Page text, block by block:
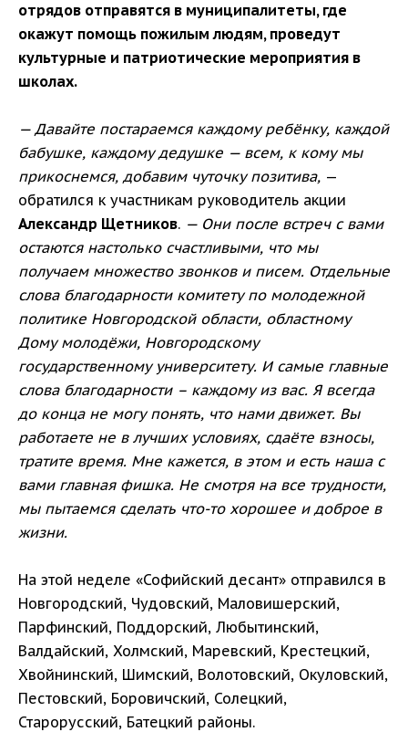
отрядов отправятся в муниципалитеты, где
окажут помощь пожилым людям, проведут
культурные и патриотические мероприятия в
школах.
— Давайте постараемся каждому ребёнку, каждой
бабушке, каждому дедушке — всем, к кому мы
прикоснемся, добавим чуточку позитива, —
обратился к участникам руководитель акции
Александр Щетников. — Они после встреч с вами
остаются настолько счастливыми, что мы
получаем множество звонков и писем. Отдельные
слова благодарности комитету по молодежной
политике Новгородской области, областному
Дому молодёжи, Новгородскому
государственному университету. И самые главные
слова благодарности – каждому из вас. Я всегда
до конца не могу понять, что нами движет. Вы
работаете не в лучших условиях, сдаёте взносы,
тратите время. Мне кажется, в этом и есть наша с
вами главная фишка. Не смотря на все трудности,
мы пытаемся сделать что-то хорошее и доброе в
жизни.
На этой неделе «Софийский десант» отправился в
Новгородский, Чудовский, Маловишерский,
Парфинский, Поддорский, Любытинский,
Валдайский, Холмский, Маревский, Крестецкий,
Хвойнинский, Шимский, Волотовский, Окуловский,
Пестовский, Боровичский, Солецкий,
Старорусский, Батецкий районы.